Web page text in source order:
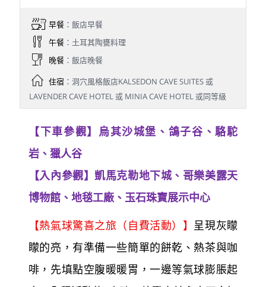
早餐：飯店早餐
午餐：土耳其陶甕料理
晚餐：飯店晚餐
住宿：洞穴風格飯店KALSEDON CAVE SUITES 或
LAVENDER CAVE HOTEL 或 MINIA CAVE HOTEL 或同等級
【下車參觀】烏其沙城堡、鴿子谷、駱駝
岩、獵人谷
【入內參觀】凱馬克勒地下城、哥樂美露天
博物館、地毯工廠、玉石珠寶展示中心
【熱氣球驚喜之旅（自費活動）】 呈現灰矇
矇的亮，有準備一些簡單的餅乾、熱茶與咖
啡，先填點空腹暖暖胃，一邊等氣球膨脹起